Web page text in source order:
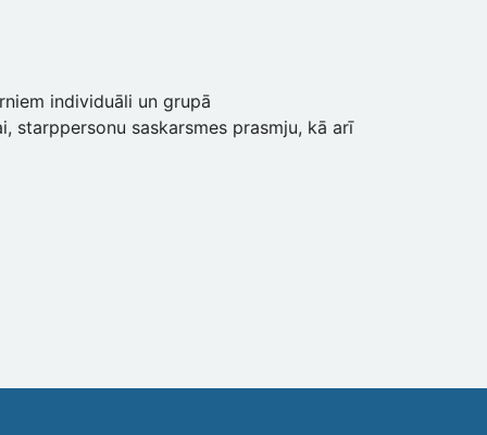
individuāli un grupā
starppersonu saskarsmes prasmju, kā arī